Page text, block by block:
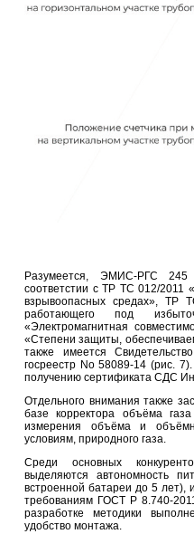
Разумеется, ЭМИС-РГС
соответстии с ТР ТС 012/2011
взрывоопасных средах», ТР
работающего под
«Электромагнитная
«Степени защиты,
также имеется
госреестр No 58089-14 (рис.
получению сертификата СДС
Отдельного внимания также
базе корректора объёма
измерения объёма и
условиям, природного газа.
Среди основных
выделяются автономность
встроенной батареи до 5 лет),
требованиям ГОСТ Р 8.740-
разработке методики
удобство монтажа.